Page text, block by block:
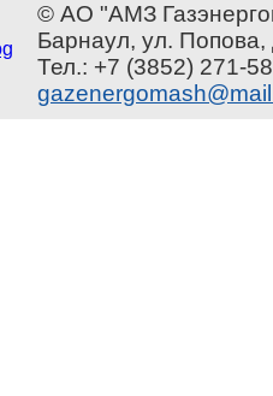
© АО "АМЗ
Барнаул, ул.
Тел.: +7 (3852) 271-